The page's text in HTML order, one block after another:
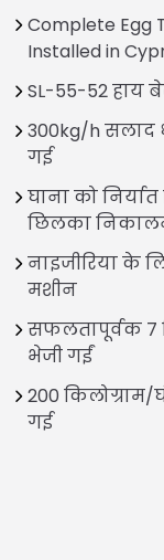
Complete Egg
Installed in
SL-55-52 हाय
300kg/h सलाद
गई
घाना को
छिलका
नाइजीरिया के
मशीन
सफलतापूर्वक 7
भेजी गईं
200
गई